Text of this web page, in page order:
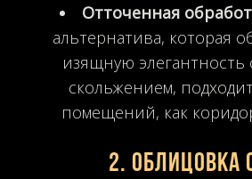
Отточенная
альтернатива, которая
изящную
скольжением,
помещений, как
2. Облицовка